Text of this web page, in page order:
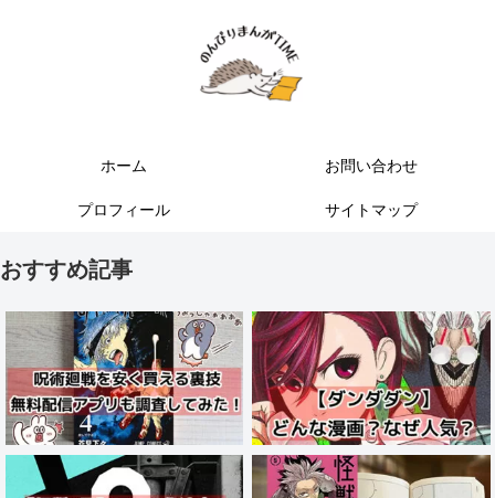
ホーム お問い合わせ
プロフィール サイトマップ
おすすめ記事